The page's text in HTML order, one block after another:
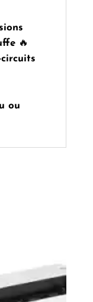
🔥
ou